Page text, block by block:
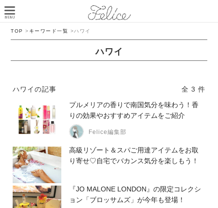
TOP > キーワード一覧 >ハワイ
ハワイ
ハワイの記事
全 3 件
プルメリアの香りで南国気分を味わう！香
りの効果やおすすめアイテムをご紹介
Felice編集部
高級リゾート＆スパご用達アイテムをお取
り寄せ♡自宅でバカンス気分を楽しもう！
『JO MALONE LONDON』の限定コレクシ
ョン「ブロッサムズ」が今年も登場！